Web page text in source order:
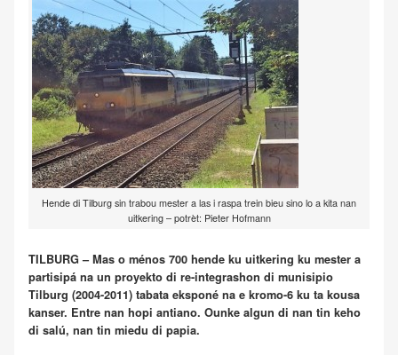
Hende di Tilburg sin trabou mester a las i raspa trein bieu sino lo a kita nan
uitkering – potrèt: Pieter Hofmann
TILBURG – Mas o ménos 700 hende ku uitkering ku mester a
partisipá na un proyekto di re-integrashon di munisipio
Tilburg (2004-2011) tabata eksponé na e kromo-6 ku ta kousa
kanser. Entre nan hopi antiano. Ounke algun di nan tin keho
di salú, nan tin miedu di papia.